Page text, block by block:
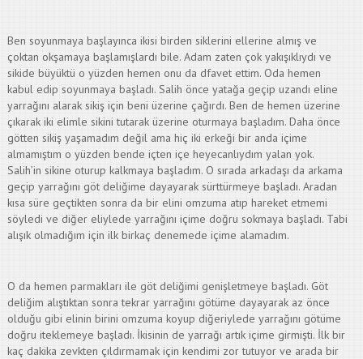
Ben soyunmaya başlayınca ikisi birden siklerini ellerine almış ve
çoktan okşamaya başlamışlardı bile. Adam zaten çok yakışıklıydı ve
sikide büyüktü o yüzden hemen onu da dfavet ettim. Oda hemen
kabul edip soyunmaya başladı. Salih önce yatağa geçip uzandı eline
yarrağını alarak sikiş için beni üzerine çağırdı. Ben de hemen üzerine
çıkarak iki elimle sikini tutarak üzerine oturmaya başladım. Daha önce
götten sikiş yaşamadım değil ama hiç iki erkeği bir anda içime
almamıştım o yüzden bende içten içe heyecanlıydım yalan yok.
Salih’in sikine oturup kalkmaya başladım. O sırada arkadaşı da arkama
geçip yarrağını göt deliğime dayayarak sürttürmeye başladı. Aradan
kısa süre geçtikten sonra da bir elini omzuma atıp hareket etmemi
söyledi ve diğer eliylede yarrağını içime doğru sokmaya başladı. Tabi
alışık olmadığım için ilk birkaç denemede içime alamadım.
O da hemen parmakları ile göt deliğimi genişletmeye başladı. Göt
deliğim alıştıktan sonra tekrar yarrağını götüme dayayarak az önce
olduğu gibi elinin birini omzuma koyup diğeriylede yarrağını götüme
doğru iteklemeye başladı. İkisinin de yarrağı artık içime girmişti. İlk bir
kaç dakika zevkten çıldırmamak için kendimi zor tutuyor ve arada bir